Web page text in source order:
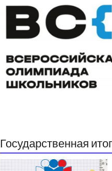
Государственная